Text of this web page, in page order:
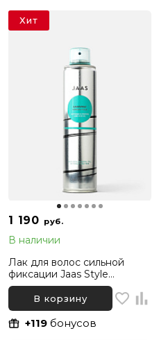
1 190 руб.
В наличии
Лак для волос сильной
фиксации Jaas Style
Hairspray Strong Hold, 300
В корзину
+119 бонусов
Хит